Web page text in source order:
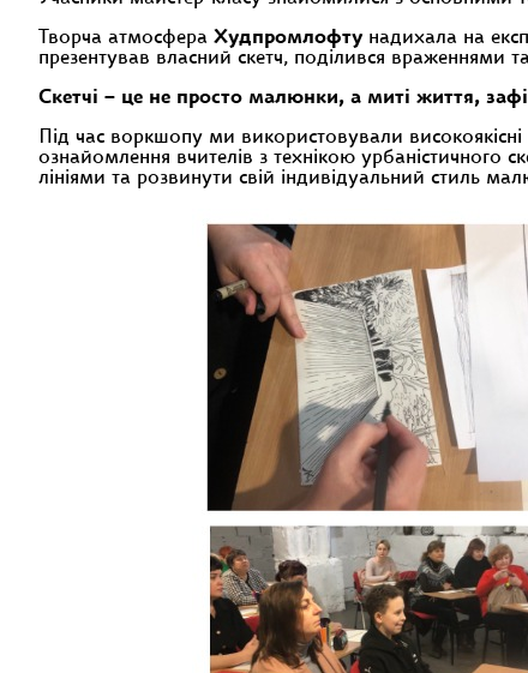
Творча атмосфера Худпромлофтунадихала на
презентував власний скетч, поділився враженнями
Скетчі – це не просто малюнки, а миті життя,
Під час воркшопу ми використовували високоякісні
ознайомлення вчителів з технікою урбаністичного
лініями та розвинути свій індивідуальний стиль